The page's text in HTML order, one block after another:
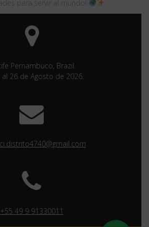
para servir al mundo!
Pernambuco, Brazil
al 26 de Agosto de 2026.
+55 49 9 91330011